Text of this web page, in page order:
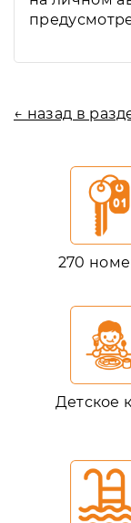
← назад в
270
Детское